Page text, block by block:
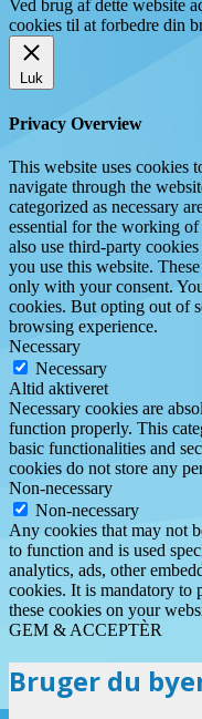
Ved brug af dette website
cookies til at forbedre din
Luk
Privacy Overview
This website uses cookies
navigate through the
categorized as necessary
essential for the working
also use third-party
you use this website.
only with your consent.
cookies. But opting out of
browsing experience.
Necessary
Necessary
Altid aktiveret
Necessary cookies are
function properly. This
basic functionalities and
cookies do not store any
Non-necessary
Non-necessary
Any cookies that may not
to function and is used
analytics, ads, other
cookies. It is mandatory to
these cookies on your
GEM & ACCEPTÈR
Bruger du